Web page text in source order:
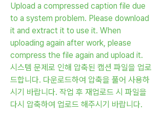
Upload a compressed caption file due
to a system problem. Please download
it and extract it to use it. When
uploading again after work, please
compress the file again and upload it.
시스템 문제로 인해 압축된 캡션 파일을 업로
드합니다. 다운로드하여 압축을 풀어 사용하
시기 바랍니다. 작업 후 재업로드 시 파일을
다시 압축하여 업로드 해주시기 바랍니다.